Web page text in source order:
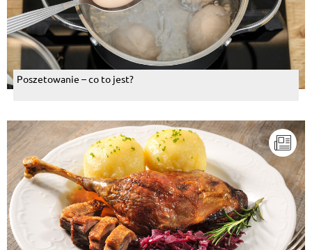
Poszetowanie – co to jest?